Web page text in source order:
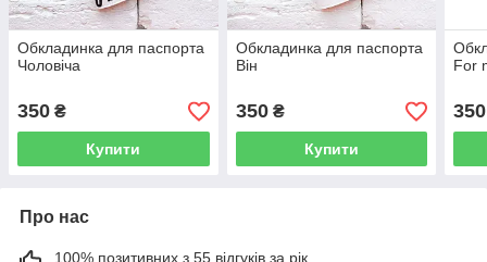
Обкладинка для паспорта
Чоловіча
350 ₴
Купити
Обкладинка для паспорта
Він
350₴
Купити
For
350
Про нас
100% позитивних з 55 відгуків за рік